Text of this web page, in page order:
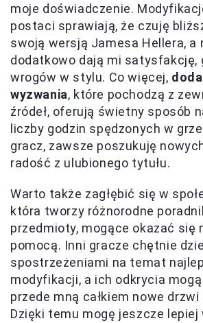
moje doświadczenie.
postaci sprawiają, że czuję
swoją wersją Jamesa Hellera, a
dodatkowo dają mi satysfakcję,
wrogów w stylu. Co więcej,
wyzwania, które pochodzą z
źródeł, oferują świetny sposób
liczby godzin spędzonych w
gracz, zawsze poszukuję
radość z ulubionego tytułu.
Warto także zagłębić się w
która tworzy różnorodne
przedmioty, mogące okazać się
pomocą. Inni gracze chętnie
spostrzeżeniami na temat
modyfikacji, a ich odkrycia
przede mną całkiem nowe
Dzięki temu mogę jeszcze